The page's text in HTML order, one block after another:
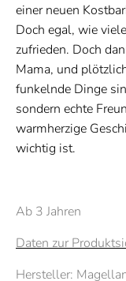
einer neuen
Doch egal, wie
zufrieden. Doch
Mama, und
funkelnde Dinge
sondern echte
warmherzige
wichtig ist.
Ab 3 Jahren
Daten zur
Hersteller: